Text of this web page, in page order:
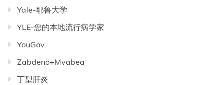
Yale-耶鲁大学
YLE-您的本地流行病学家
YouGov
Zabdeno+Mvabea
丁型肝炎